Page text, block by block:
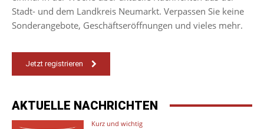
Stadt- und dem Landkreis Neumarkt. Verpassen Sie keine
Sonderangebote, Geschäftseröffnungen und vieles mehr.
Jetzt registrieren
AKTUELLE NACHRICHTEN
Kurz und wichtig